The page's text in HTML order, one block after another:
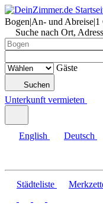
Bogen|An- und Abreise|1
Suche nach Ort,
Gäste
Suchen
Unterkunft vermieten
English Deutsch
Städteliste